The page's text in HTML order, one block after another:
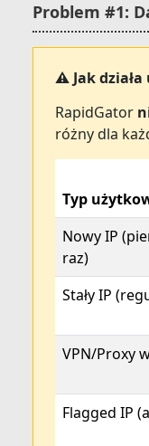
Problem #1:
⚠️ Jak
RapidGator
różny dla
Typ
Nowy IP
raz)
Stały IP
VPN/Proxy
Flagged IP